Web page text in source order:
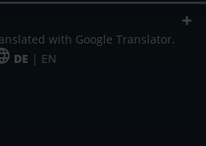
with Google Translator.
DE | EN